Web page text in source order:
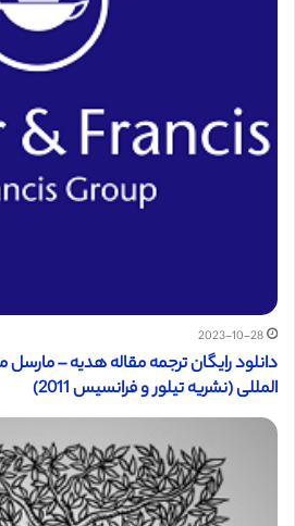
2023-10-28
دانلود رایگان ترجمه مقاله هدیه –
المللی (نشریه تیلور و فرانسیس 2011)